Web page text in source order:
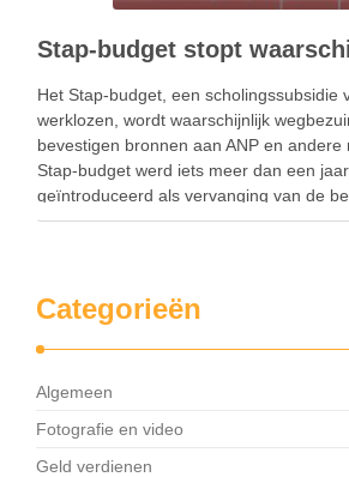
Het Stap-budget, een scholingssubsidie
werklozen, wordt waarschijnlijk
bevestigen bronnen aan ANP en
Stap-budget werd iets meer dan een
geïntroduceerd als vervanging van de
scholingskosten. Het was eigenlijk een
Categorieën
Algemeen
Fotografie en video
Geld verdienen